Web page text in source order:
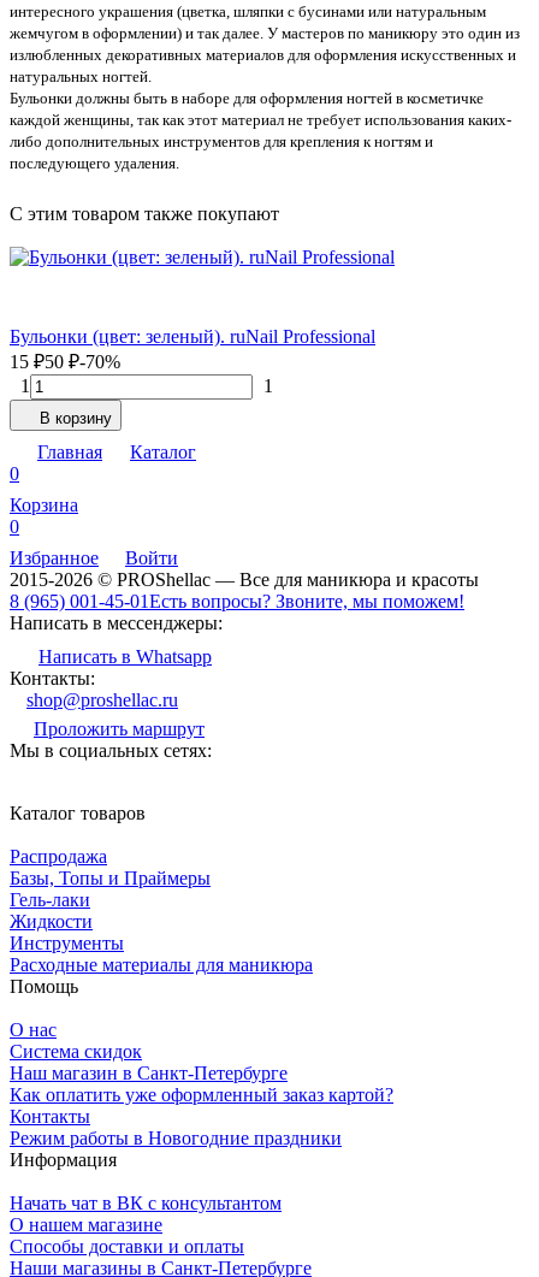
интересного украшения (цветка, шляпки с бусинами или натуральным
жемчугом в оформлении) и так далее. У мастеров по маникюру это один из
излюбленных декоративных материалов для оформления искусственных и
натуральных ногтей.
Бульонки должны быть в наборе для оформления ногтей в косметичке
каждой женщины, так как этот материал не требует использования каких-
либо дополнительных инструментов для крепления к ногтям и
последующего удаления.
C этим товаром также покупают
Бульонки (цвет: зеленый). ruNail Professional
15 ₽50 ₽-70%
1
1
В корзину
Главная
Каталог
0
Корзина
0
Избранное
Войти
2015-2026 © PROShellac — Все для маникюра и красоты
8 (965) 001-45-01Есть вопросы? Звоните, мы поможем!
Написать в мессенджеры:
Написать в Whatsapp
Контакты:
shop@proshellac.ru
Проложить маршрут
Мы в социальных сетях:
Каталог товаров
Распродажа
Базы, Топы и Праймеры
Гель-лаки
Жидкости
Инструменты
Расходные материалы для маникюра
Помощь
О нас
Система скидок
Наш магазин в Санкт-Петербурге
Как оплатить уже оформленный заказ картой?
Контакты
Режим работы в Новогодние праздники
Информация
Начать чат в ВК с консультантом
О нашем магазине
Способы доставки и оплаты
Наши магазины в Санкт-Петербурге